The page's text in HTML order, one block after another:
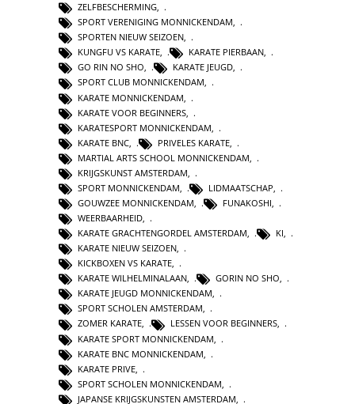
ZELFBESCHERMING,
SPORT VERENIGING MONNICKENDAM,
SPORTEN NIEUW SEIZOEN,
KUNGFU VS KARATE, KARATE PIERBAAN,
GO RIN NO SHO, KARATE JEUGD,
SPORT CLUB MONNICKENDAM,
KARATE MONNICKENDAM
KARATE VOOR BEGINNERS
KARATESPORT MONNICKENDAM
KARATE BNC
PRIVELES KARATE
MARTIAL ARTS SCHOOL MONNICKENDAM
KRIJGSKUNST AMSTERDAM
SPORT MONNICKENDAM
LIDMAATSCHAP
GOUWZEE MONNICKENDAM
FUNAKOSHI
WEERBAARHEID,
KARATE GRACHTENGORDEL AMSTERDAM, KI,
KARATE NIEUW SEIZOEN,
KICKBOXEN VS KARATE,
KARATE WILHELMINALAAN, GORIN NO SHO,
KARATE JEUGD MONNICKENDAM,
SPORT SCHOLEN AMSTERDAM,
ZOMER KARATE, LESSEN VOOR BEGINNERS,
KARATE SPORT MONNICKENDAM
KARATE BNC MONNICKENDAM
KARATE PRIVE
SPORT SCHOLEN MONNICKENDAM
JAPANSE KRIJGSKUNSTEN AMSTERDAM